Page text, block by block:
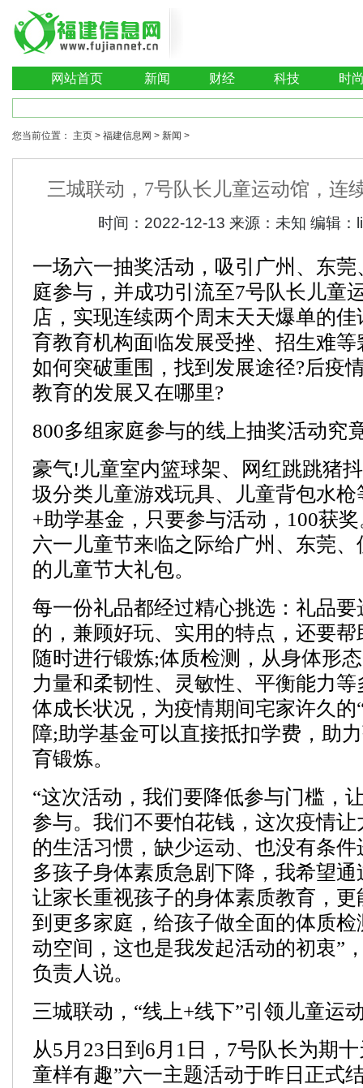
网站首页 新闻 财经 科技 时
您当前位置： 主页 > 福建信息网 > 新闻 >
三城联动，7号队长儿童运动馆，连
时间： 2022-12-13 来源： 未知 编辑：
一场六一抽奖活动，吸引广州、东莞
庭参与，并成功引流至7号队长儿童
店，实现连续两个周末天天爆单的
育教育机构面临发展受挫、招生难
如何突破重围，找到发展途径?后疫
教育的发展又在哪里?
800多组家庭参与的线上抽奖活动究
豪气!儿童室内篮球架、网红跳跳猪
圾分类儿童游戏玩具、儿童背包水
+助学基金，只要参与活动，100获
六一儿童节来临之际给广州、东莞
的儿童节大礼包。
每一份礼品都经过精心挑选：礼品
的，兼顾好玩、实用的特点，还要
随时进行锻炼;体质检测，从身体形
力量和柔韧性、灵敏性、平衡能力
体成长状况，为疫情期间宅家许久的
障;助学基金可以直接抵扣学费，助
育锻炼。
“这次活动，我们要降低参与门槛，
参与。我们不要怕花钱，这次疫情
的生活习惯，缺少运动、也没有条
多孩子身体素质急剧下降，我希望
让家长重视孩子的身体素质教育，
到更多家庭，给孩子做全面的体质
动空间，这也是我发起活动的初衷”
负责人说。
三城联动，“线上+线下”引领儿童运
从5月23日到6月1日，7号队长为期
童样有趣”六一主题活动于昨日正式